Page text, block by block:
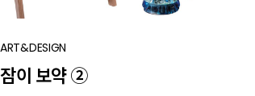
잠이
보약
ART&DESIGN
잠이 보약 ②